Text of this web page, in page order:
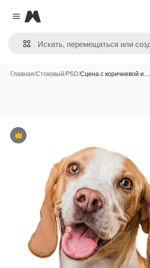
Close menu
Magnific
Главная/Стоковый/PSD/Сцена с коричневой и…
Премиум